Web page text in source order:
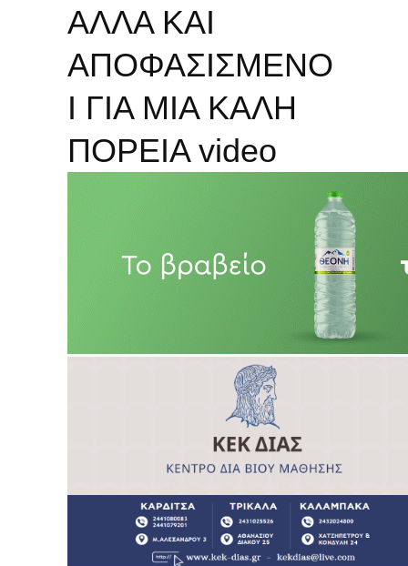
ΑΛΛΑ ΚΑΙ
ΑΠΟΦΑΣΙΣΜΕΝΟ
Ι ΓΙΑ ΜΙΑ ΚΑΛΗ
ΠΟΡΕΙΑ video